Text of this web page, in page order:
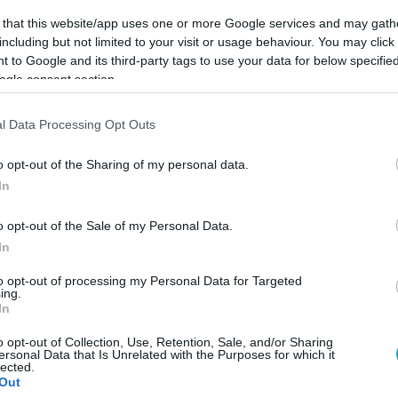
that this website/app uses one or more Google services and may
but not limited to your visit or usage behaviour. You may
to Google and its third-party tags to use your data for below
consent section.
Data Processing Opt Outs
opt-out of the Sharing of my personal data.
opt-out of the Sale of my Personal Data.
opt-out of processing my Personal Data for Targeted
opt-out of Collection, Use, Retention, Sale, and/or Sharing
Data that Is Unrelated with the Purposes for which it
Link másolása
jén startol az RTL-en és az
meg egymással a győzelemért,
a villalétet. Mutatjuk mikor
Páros! Streameld az összes eddigi
az új fordulatokra!